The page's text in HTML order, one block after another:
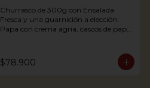
Churrasco de 300g con Ensalada
Fresca y una guarnición a elección:
Papa con crema agria, cascos de papa
y arracacha
$78.900